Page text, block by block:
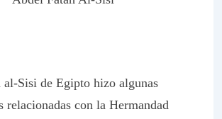
al-Sisi de Egipto hizo algunas
relacionadas con la Hermandad